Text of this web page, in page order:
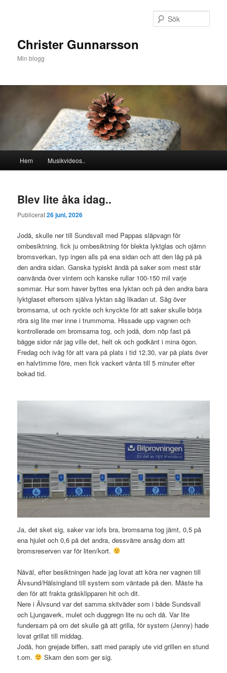
Christer Gunnarsson
Min blogg
Hem Musikvideos..
Blev lite åka idag..
Publicerat26 juni, 2026
Jodå, skulle ner till Sundsvall med Pappas släpvagn för
ombesiktning. fick ju ombesiktning för blekta lyktglas och ojämn
bromsverkan, typ ingen alls på ena sidan och att den låg på på
den andra sidan. Ganska typiskt ändå på saker som mest står
oanvända över vintern och kanske rullar 100-150 mil varje
sommar. Hur som haver byttes ena lyktan och på den andra bara
lyktglaset eftersom själva lyktan såg likadan ut. Såg över
bromsarna, ut och ryckte och knyckte för att saker skulle börja
röra sig lite mer inne i trummorna. Hissade upp vagnen och
kontrollerade om bromsarna tog, och jodå, dom nöp fast på
bägge sidor när jag ville det, helt ok och godkänt i mina ögon.
Fredag och iväg för att vara på plats i tid 12.30, var på plats över
en halvtimme före, men fick vackert vänta till 5 minuter efter
bokad tid.
Ja, det sket sig, saker var iofs bra, bromsarna tog jämt, 0,5 på
ena hjulet och 0,6 på det andra, dessvärre ansåg dom att
bromsreserven var för liten/kort.
Nåväl, efter besiktningen hade jag lovat att köra ner vagnen till
Älvsund/Hälsingland till systern som väntade på den. Måste ha
den för att frakta gräsklipparen hit och dit.
Nere i Älvsund var det samma skitväder som i både Sundsvall
och Ljungaverk, mulet och duggregn lite nu och då. Var lite
fundersam på om det skulle gå att grilla, för systern (Jenny) hade
lovat grillat till middag.
Jodå, hon grejade biffen, satt med paraply ute vid grillen en stund
t.om.
Skam den som ger sig.